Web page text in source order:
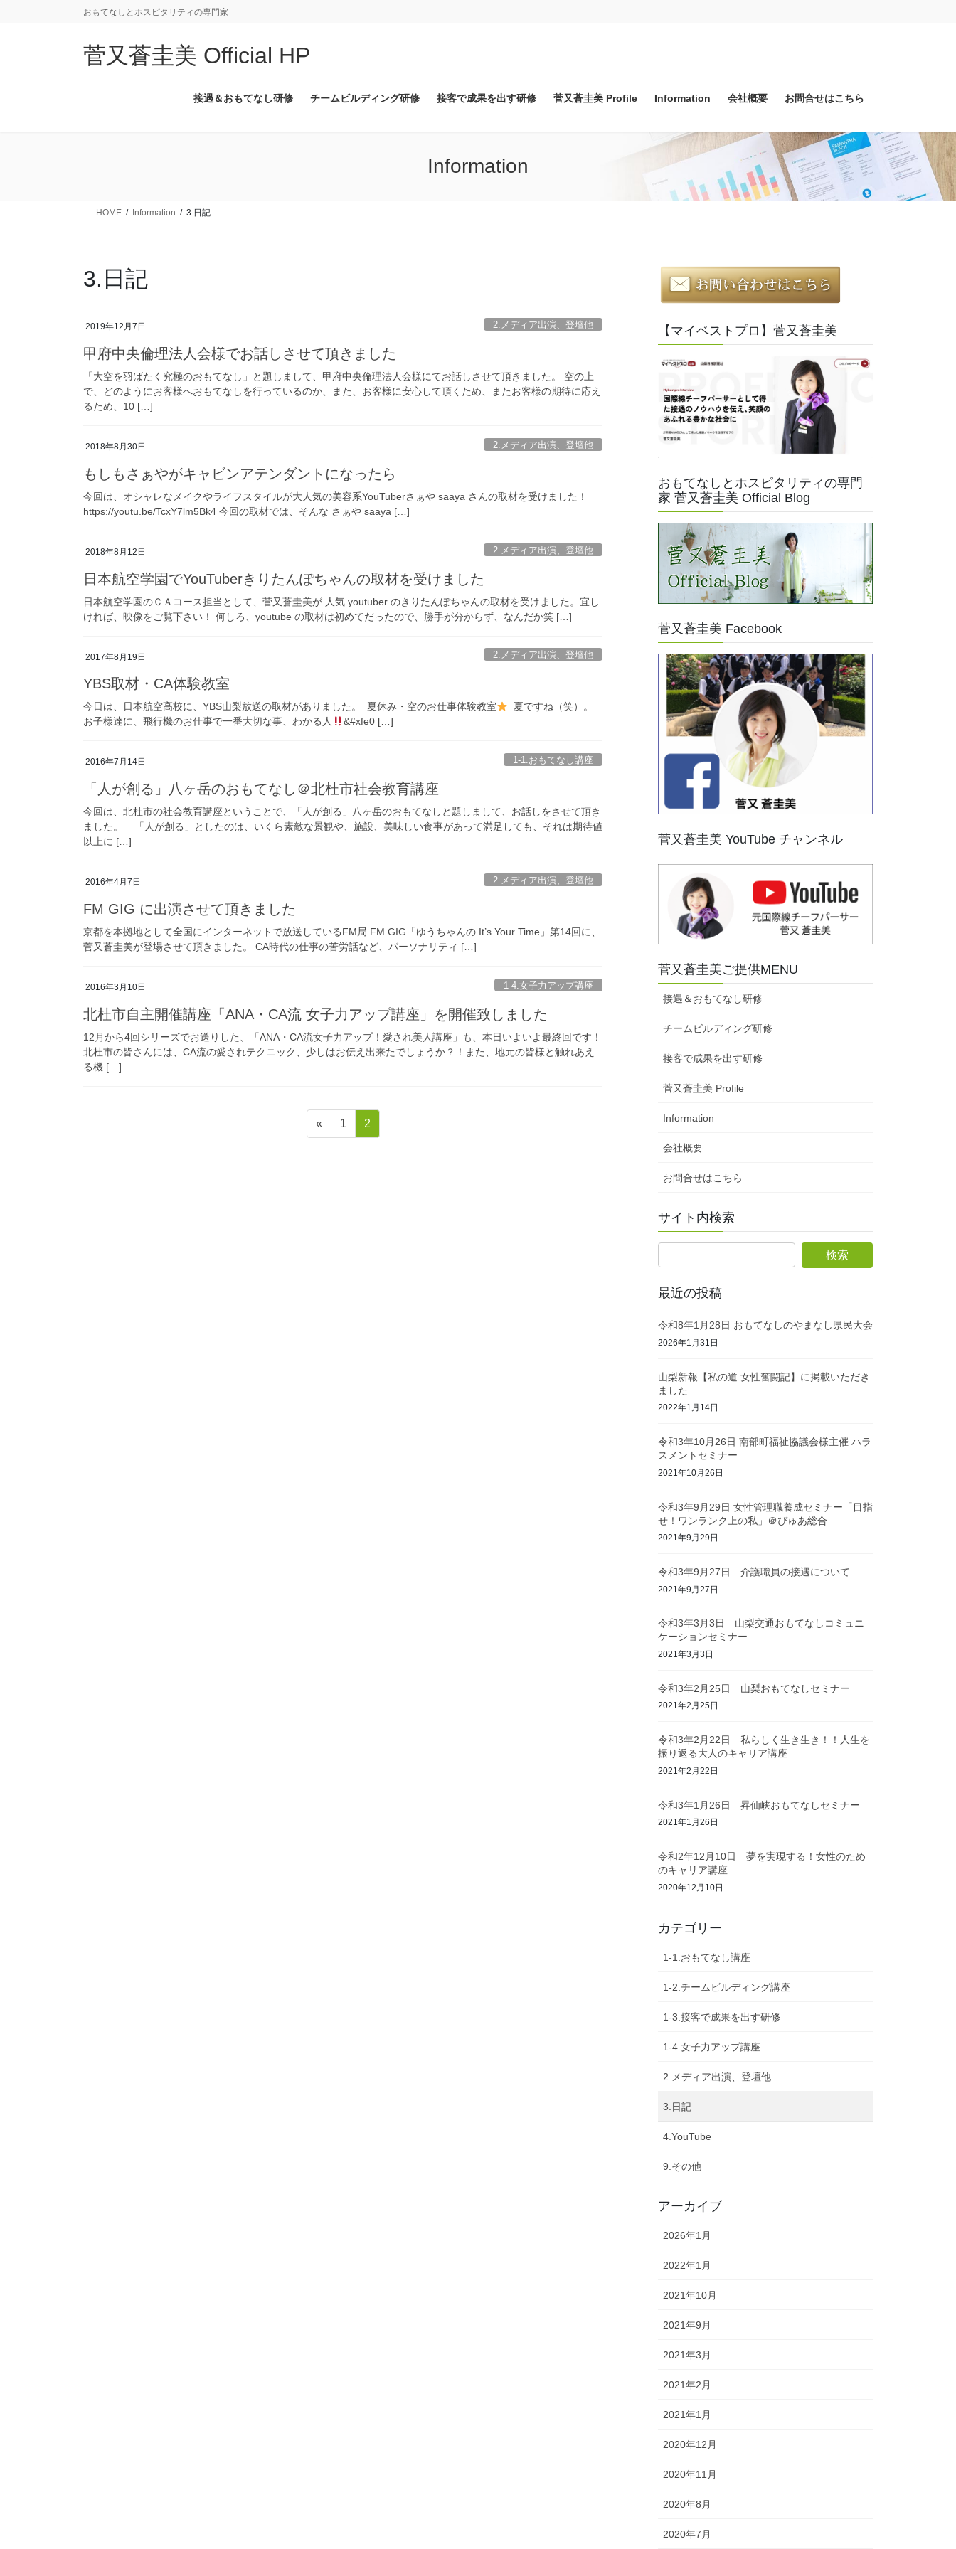
おもてなしとホスピタリティの専門家
菅又蒼圭美 Official HP
接遇＆おもてなし研修 チームビルディング研修 接客で成果を出す研修 菅又蒼圭美 Profile Information 会社概要 お問合せはこちら
Information
HOME Information 3.日記
3.日記
2019年12月7日 2.メディア出演、登壇他
甲府中央倫理法人会様でお話しさせて頂きました
「大空を羽ばたく究極のおもてなし」と題しまして、甲府中央倫理法人会様にてお話しさせて頂きました。 空の上
で、どのようにお客様へおもてなしを行っているのか、また、お客様に安心して頂くため、またお客様の期待に応え
るため、10 […]
2018年8月30日 2.メディア出演、登壇他
もしもさぁやがキャビンアテンダントになったら
今回は、オシャレなメイクやライフスタイルが大人気の美容系YouTuberさぁや saaya さんの取材を受けました！
https://youtu.be/TcxY7lm5Bk4 今回の取材では、そんな さぁや saaya […]
2018年8月12日 2.メディア出演、登壇他
日本航空学園でYouTuberきりたんぽちゃんの取材を受けました
日本航空学園のＣＡコース担当として、菅又蒼圭美が 人気 youtuber のきりたんぽちゃんの取材を受けました。宜し
ければ、映像をご覧下さい！ 何しろ、youtube の取材は初めてだったので、勝手が分からず、なんだか笑 […]
2017年8月19日 2.メディア出演、登壇他
YBS取材・CA体験教室
今日は、日本航空高校に、YBS山梨放送の取材がありました。 夏休み・空のお仕事体験教室
夏ですね（笑）。
お子様達に、飛行機のお仕事で一番大切な事、わかる人
&#xfe0 […]
2016年7月14日 1-1.おもてなし講座
「人が創る」八ヶ岳のおもてなし＠北杜市社会教育講座
今回は、北杜市の社会教育講座ということで、「人が創る」八ヶ岳のおもてなしと題しまして、お話しをさせて頂き
ました。 「人が創る」としたのは、いくら素敵な景観や、施設、美味しい食事があって満足しても、それは期待値
以上に […]
2016年4月7日 2.メディア出演、登壇他
FM GIG に出演させて頂きました
京都を本拠地として全国にインターネットで放送しているFM局 FM GIG「ゆうちゃんの It’s Your Time」第14回に、
菅又蒼圭美が登場させて頂きました。 CA時代の仕事の苦労話など、パーソナリティ […]
2016年3月10日 1-4.女子力アップ講座
北杜市自主開催講座「ANA・CA流 女子力アップ講座」を開催致しました
12月から4回シリーズでお送りした、「ANA・CA流女子力アップ！愛され美人講座」も、本日いよいよ最終回です！
北杜市の皆さんには、CA流の愛されテクニック、少しはお伝え出来たでしょうか？！また、地元の皆様と触れあえ
る機 […]
«
ペ
ー
1
ペ
ー
2
【マイベストプロ】菅又蒼圭美
おもてなしとホスピタリティの専門
家 菅又蒼圭美 Official Blog
菅又蒼圭美 Facebook
菅又蒼圭美 YouTube チャンネル
菅又蒼圭美ご提供MENU
接遇＆おもてなし研修
チームビルディング研修
接客で成果を出す研修
菅又蒼圭美 Profile
Information
会社概要
お問合せはこちら
サイト内検索
最近の投稿
令和8年1月28日 おもてなしのやまなし県民大会
2026年1月31日
山梨新報【私の道 女性奮闘記】に掲載いただき
ました
2022年1月14日
令和3年10月26日 南部町福祉協議会様主催 ハラ
スメントセミナー
2021年10月26日
令和3年9月29日 女性管理職養成セミナー「目指
せ！ワンランク上の私」＠ぴゅあ総合
2021年9月29日
令和3年9月27日 介護職員の接遇について
2021年9月27日
令和3年3月3日 山梨交通おもてなしコミュニ
ケーションセミナー
2021年3月3日
令和3年2月25日 山梨おもてなしセミナー
2021年2月25日
令和3年2月22日 私らしく生き生き！！人生を
振り返る大人のキャリア講座
2021年2月22日
令和3年1月26日 昇仙峡おもてなしセミナー
2021年1月26日
令和2年12月10日 夢を実現する！女性のため
のキャリア講座
2020年12月10日
カテゴリー
1-1.おもてなし講座
1-2.チームビルディング講座
1-3.接客で成果を出す研修
1-4.女子力アップ講座
2.メディア出演、登壇他
3.日記
4.YouTube
9.その他
アーカイブ
2026年1月
2022年1月
2021年10月
2021年9月
2021年3月
2021年2月
2021年1月
2020年12月
2020年11月
2020年8月
2020年7月